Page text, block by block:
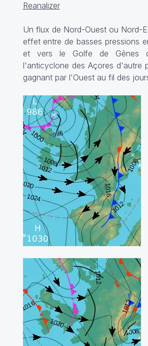
Reanalizer
Un flux de Nord-Ouest ou Nord-
effet entre de basses pressions
et vers le Golfe de Gênes
l'anticyclone des Açores d'autre
gagnant par l'Ouest au fil des